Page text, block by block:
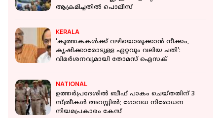
ആക്രമിച്ചതില്‍ പൊലീസ്
KERALA
'കുത്തകകള്‍ക്ക് വഴിയൊരുക്കാന്‍ നീക്കം,
കൃഷിക്കാരോടുള്ള ഏറ്റവും വലിയ ചതി':
വിമര്‍ശനവുമായി തോമസ് ഐസക്
NATIONAL
ഉത്തര്‍പ്രദേശില്‍ ബീഫ് പാകം ചെയ്തതിന് 3
സ്ത്രീകള്‍ അറസ്റ്റില്‍; ഗോവധ നിരോധന
നിയമപ്രകാരം കേസ്